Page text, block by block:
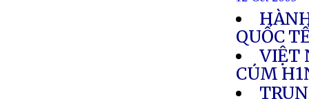
QUỐC
VIỆT
CÚM